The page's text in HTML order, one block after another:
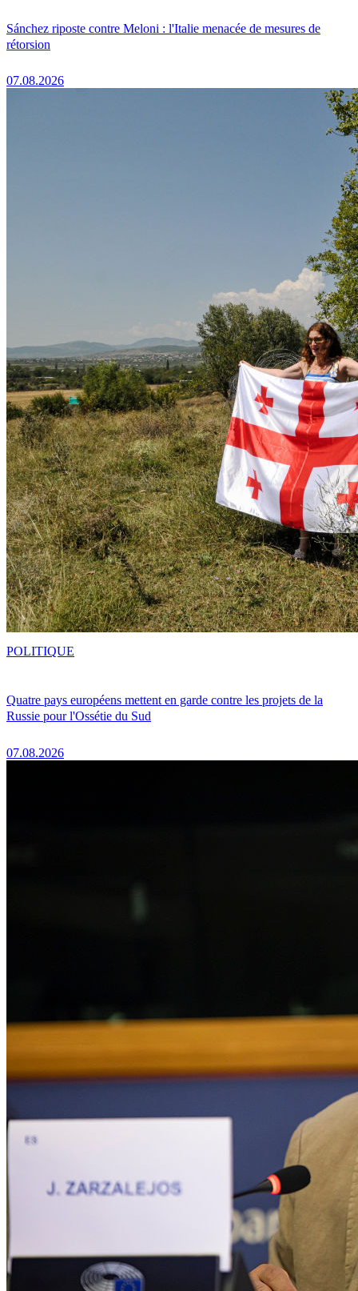
Sánchez riposte contre Meloni : l'Italie menacée de mesures de
rétorsion
07.08.2026
Quatre pays européens mettent en garde contre les projets de la
Russie pour l'Ossétie du Sud
07.08.2026
POLITIQUE